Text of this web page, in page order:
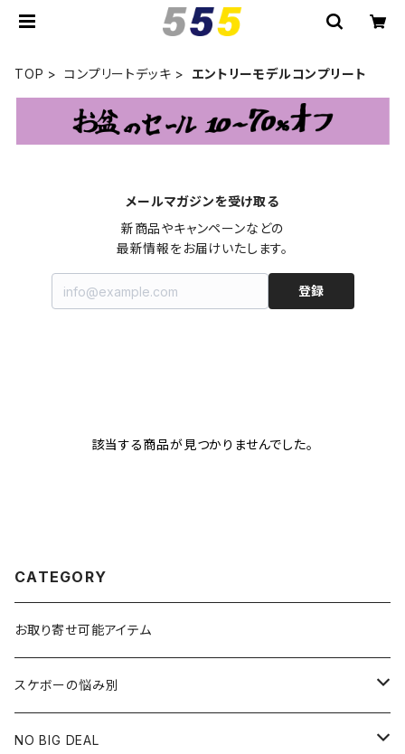
TOP コンプリートデッキ エントリーモデルコンプリート
メールマガジンを受け取る
新商品やキャンペーンなどの
最新情報をお届けいたします。
登録
該当する商品が見つかりませんでした。
CATEGORY
お取り寄せ可能アイテム
スケボーの悩み別
膝や腰が痛い
NO BIG DEAL